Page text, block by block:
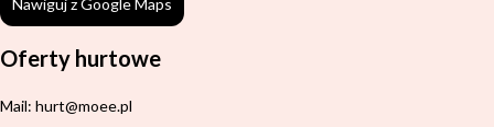
Nawiguj z Google Maps
Oferty hurtowe
Mail: hurt@moee.pl